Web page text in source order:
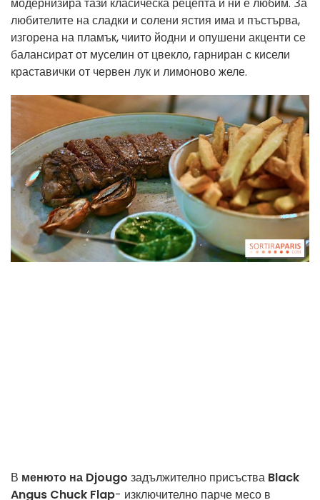
любителите на сладки и солени ястия има и пъстърва,
изгорена на пламък, чиито йодни и опушени акценти се
балансират от муселин от цвекло, гарниран с кисели
краставички от червен лук и лимоново желе.
В менюто на Djougo задължително присъства Black
Angus Chuck Flap- изключително парче месо в